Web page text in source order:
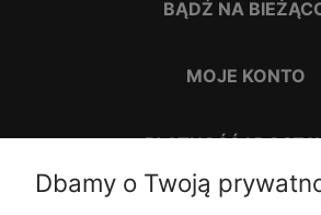
BĄDŹ NA
MOJE KONTO
PŁATNOŚĆ I
Dbamy o Twoją